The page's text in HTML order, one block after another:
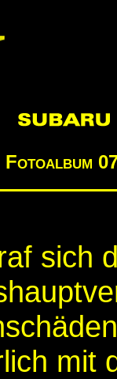
Fotoalbum
sich
mit